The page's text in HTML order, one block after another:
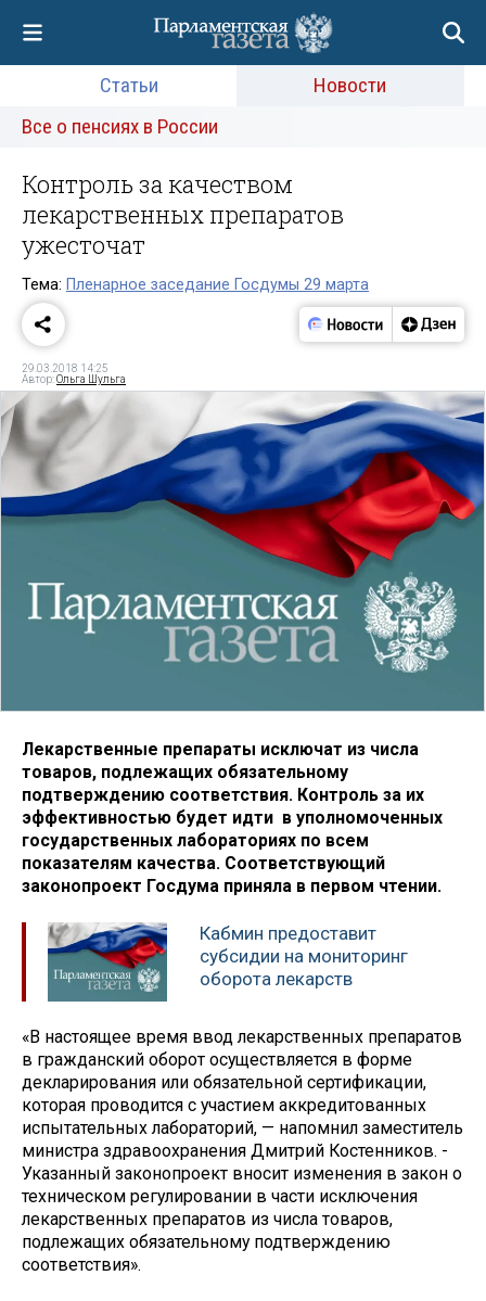
Статьи
Новости
Все о пенсиях в России
Контроль за качеством
лекарственных препаратов
ужесточат
Тема: Пленарное заседание Госдумы 29 марта
29.03.2018 14:25
Автор:Ольга Шульга
Лекарственные препараты исключат из числа
товаров, подлежащих обязательному
подтверждению соответствия. Контроль за их
эффективностью будет идти в уполномоченных
государственных лабораториях по всем
показателям качества. Соответствующий
законопроект Госдума приняла в первом чтении.
Кабмин предоставит
субсидии на мониторинг
оборота лекарств
«В настоящее время ввод лекарственных препаратов
в гражданский оборот осуществляется в форме
декларирования или обязательной сертификации,
которая проводится с участием аккредитованных
испытательных лабораторий, — напомнил заместитель
министра здравоохранения Дмитрий Костенников. -
Указанный законопроект вносит изменения в закон о
техническом регулировании в части исключения
лекарственных препаратов из числа товаров,
подлежащих обязательному подтверждению
соответствия».